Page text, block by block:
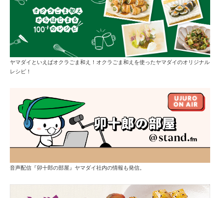
ヤマダイといえばオクラごま和え！オクラごま和えを使ったヤマダイのオリジナル
レシピ！
音声配信『卯十郎の部屋』ヤマダイ社内の情報も発信。